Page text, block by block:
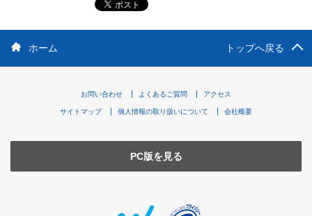
ホーム トップへ戻る
お問い合わせ よくあるご質問 アクセス
サイトマップ 個人情報の取り扱いについて 会社概要
PC版を見る